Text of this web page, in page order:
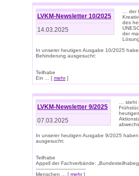
LVKM-Newsletter 10/2025
14.03.2025
… der
des
der
In unserer heutigen Ausgabe 10/2025
Behinderung ausgesucht:
Teilhabe
Ein ... [ mehr]
LVKM-Newsletter 9/2025
07.03.2025
… steht
In unserer heutigen Ausgabe 9/2025
ausgesucht:
Teilhabe
Appell der Fachverbände:
---------------------------------
Menschen ... [ mehr]